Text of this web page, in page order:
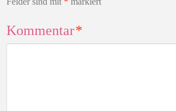
Kommentar*